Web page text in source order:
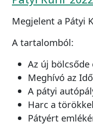
Megjelent a Pátyi
A tartalomból:
Az új
Meghívó az
A pátyi
Harc a
Pátyért